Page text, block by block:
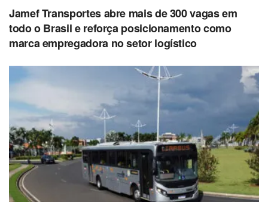
Jamef Transportes abre mais de 300 vagas em
todo o Brasil e reforça posicionamento como
marca empregadora no setor logístico